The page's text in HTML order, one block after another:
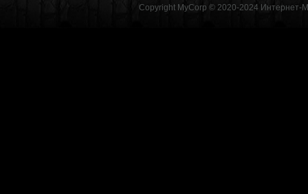
Copyright MyCorp © 2020-2024 Интернет-